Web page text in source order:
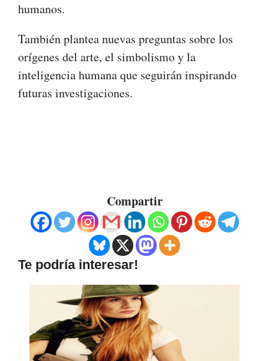
humanos.
También plantea nuevas preguntas sobre los
orígenes del arte, el simbolismo y la
inteligencia humana que seguirán inspirando
futuras investigaciones.
Compartir
Te podría interesar!